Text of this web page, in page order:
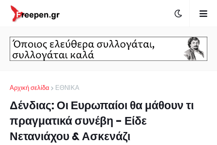
Αρχική σελίδα ΕΘΝΙΚΑ
Δένδιας: Οι Ευρωπαίοι θα μάθουν τι
πραγματικά συνέβη - Είδε
Νετανιάχου & Ασκενάζι